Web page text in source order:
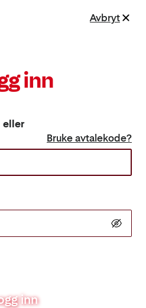
inn
eller
Bruke avtalekode?
inn
Avbryt